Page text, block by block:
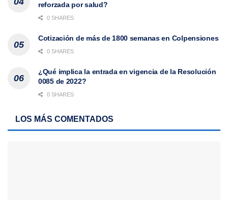
reforzada por salud?
0 SHARES
Cotización de más de 1800 semanas en Colpensiones
0 SHARES
¿Qué implica la entrada en vigencia de la Resolución
0085 de 2022?
0 SHARES
LOS MÁS COMENTADOS